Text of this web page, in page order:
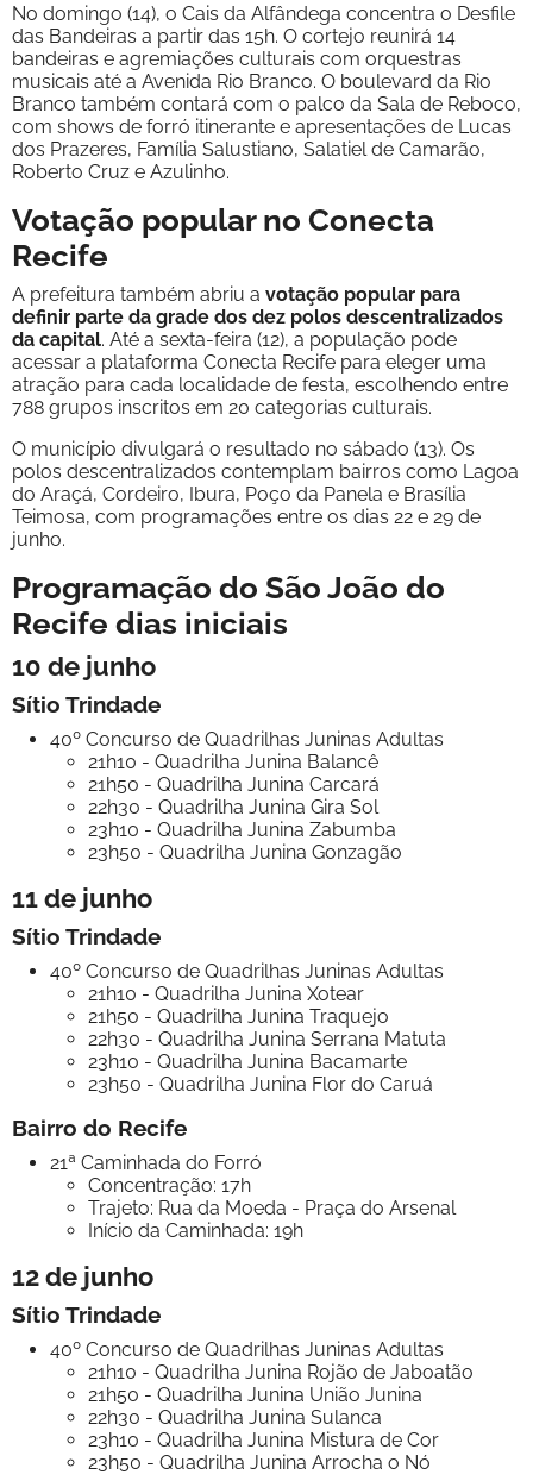
No domingo (14), o Cais da Alfândega concentra o Desfile
das Bandeiras a partir das 15h. O cortejo reunirá 14
bandeiras e agremiações culturais com orquestras
musicais até a Avenida Rio Branco. O boulevard da Rio
Branco também contará com o palco da Sala de Reboco,
com shows de forró itinerante e apresentações de Lucas
dos Prazeres, Família Salustiano, Salatiel de Camarão,
Roberto Cruz e Azulinho.
Votação popular no Conecta
Recife
A prefeitura também abriu a votação popular para
definir parte da grade dos dez polos descentralizados
da capital. Até a sexta-feira (12), a população pode
acessar a plataforma Conecta Recife para eleger uma
atração para cada localidade de festa, escolhendo entre
788 grupos inscritos em 20 categorias culturais.
O município divulgará o resultado no sábado (13). Os
polos descentralizados contemplam bairros como Lagoa
do Araçá, Cordeiro, Ibura, Poço da Panela e Brasília
Teimosa, com programações entre os dias 22 e 29 de
junho.
Programação do São João do
Recife dias iniciais
10 de junho
Sítio Trindade
40º Concurso de Quadrilhas Juninas Adultas
21h10 - Quadrilha Junina Balancê
21h50 - Quadrilha Junina Carcará
22h30 - Quadrilha Junina Gira Sol
23h10 - Quadrilha Junina Zabumba
23h50 - Quadrilha Junina Gonzagão
11 de junho
Sítio Trindade
40º Concurso de Quadrilhas Juninas Adultas
21h10 - Quadrilha Junina Xotear
21h50 - Quadrilha Junina Traquejo
22h30 - Quadrilha Junina Serrana Matuta
23h10 - Quadrilha Junina Bacamarte
23h50 - Quadrilha Junina Flor do Caruá
Bairro do Recife
21ª Caminhada do Forró
Concentração: 17h
Trajeto: Rua da Moeda - Praça do Arsenal
Início da Caminhada: 19h
12 de junho
Sítio Trindade
40º Concurso de Quadrilhas Juninas Adultas
21h10 - Quadrilha Junina Rojão de Jaboatão
21h50 - Quadrilha Junina União Junina
22h30 - Quadrilha Junina Sulanca
23h10 - Quadrilha Junina Mistura de Cor
23h50 - Quadrilha Junina Arrocha o Nó